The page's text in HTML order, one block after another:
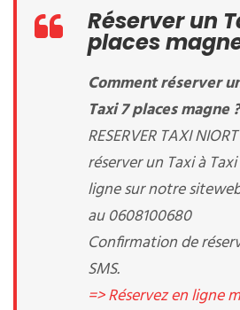
Réserver un
places
Comment réserver
Taxi 7 places magne ?
RESERVER TAXI
réserver un Taxi à
ligne sur notre
au 0608100680
Confirmation de
SMS.
=> Réservez en ligne